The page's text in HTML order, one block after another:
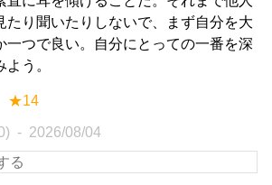
たり聞いたりしないで、まず自分を大
一つで良い。自分にとっての一番を深
う。
★14
2026/08/04